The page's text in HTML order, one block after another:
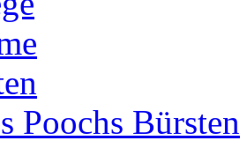
Poochs Bürsten